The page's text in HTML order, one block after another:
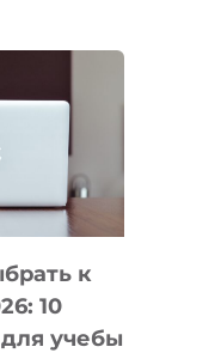
к
10
учебы